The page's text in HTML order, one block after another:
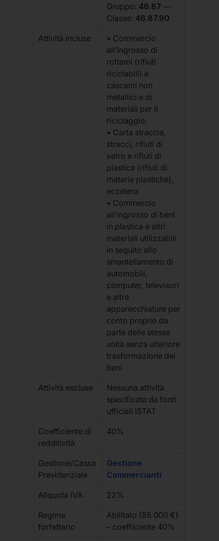
Gruppo: 46.87 —
Classe: 46.87.90
Attività incluse
• Commercio
all’ingrosso di
rottami (rifiuti
riciclabili) e
cascami non
metallici e di
materiali per il
riciclaggio:
• Carta straccia,
stracci, rifiuti di
vetro e rifiuti di
plastica (rifiuti di
materie plastiche),
eccetera
• Commercio
all’ingrosso di beni
in plastica e altri
materiali utilizzabili
in seguito allo
smantellamento di
automobili,
computer, televisori
e altre
apparecchiature per
conto proprio da
parte delle stesse
unità senza ulteriore
trasformazione dei
beni
Attività escluse
Nessuna attività
specificata da fonti
ufficiali ISTAT
Coefficiente di
redditività
40%
Gestione/Cassa
Previdenziale
Gestione
Commercianti
Aliquota IVA 22%
Regime
forfettario
Abilitato (85 000 €)
– coefficiente 40%